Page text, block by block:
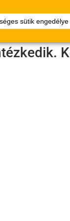
sütik
Virtuális
padlótervező